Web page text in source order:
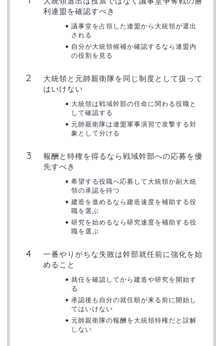
利連盟を確認すべき
議事堂を占領した連盟から大統領が選出
される
自分が大統領候補か確認するなら連盟内
の役割を見る
大統領と元帥親衛隊を同じ制度として扱って
はいけない
大統領は戦域幹部の任命に関わる役職と
して確認する
元帥親衛隊は連盟軍事演習で攻撃する対
象として分ける
報酬と特権を得るなら戦域幹部への応募を優
先すべき
希望する役職へ応募して大統領か副大統
領の承認を待つ
建造を進めるなら建造速度を補助する役
職を選ぶ
研究を始めるなら研究速度を補助する役
職を選ぶ
一番やりがちな失敗は幹部就任前に強化を始
めること
就任を確認してから建造や研究を開始す
る
承認後も自分の就任順が来る前に開始し
てはいけない
元帥親衛隊の報酬を大統領特権だと誤解
しない